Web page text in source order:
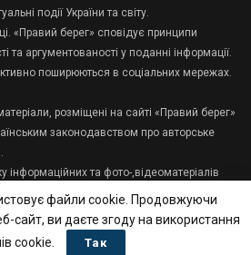
події України та світу.
«Правий берег» сповідує принципи
та аргументованості у поданні інформації.
поширюються в соціальних мережах.
розміщені на сайті «Правий берег»
законодавством про авторське
інформаційних та фото-,відеоматеріалів
берег» має міститися в першому
файли cookie. Продовжуючи
сайт, ви даєте згоду на використання
cookie.
Так